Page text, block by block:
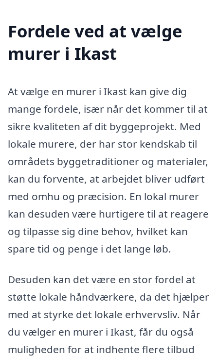
Fordele ved at vælge
murer i Ikast
At vælge en murer i Ikast kan give dig
mange fordele, især når det kommer til at
sikre kvaliteten af dit byggeprojekt. Med
lokale murere, der har stor kendskab til
områdets byggetraditioner og materialer,
kan du forvente, at arbejdet bliver udført
med omhu og præcision. En lokal murer
kan desuden være hurtigere til at reagere
og tilpasse sig dine behov, hvilket kan
spare tid og penge i det lange løb.
Desuden kan det være en stor fordel at
støtte lokale håndværkere, da det hjælper
med at styrke det lokale erhvervsliv. Når
du vælger en murer i Ikast, får du også
muligheden for at indhente flere tilbud